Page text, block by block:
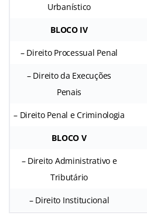
Urbanístico
BLOCO IV
– Direito Processual Penal
– Direito da Execuções
Penais
– Direito Penal e Criminologia
BLOCO V
– Direito Administrativo e
Tributário
– Direito Institucional